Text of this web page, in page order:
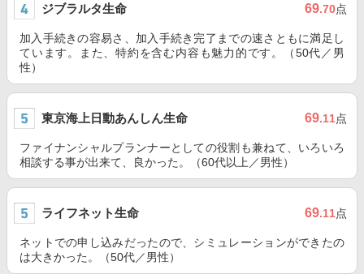
ジブラルタ生命 69.70点
加入手続きの容易さ、加入手続き完了までの速さともに満足し
ています。また、特約を含む内容も魅力的です。（50代／男
性）
東京海上日動あんしん生命 69.11点
ファイナンシャルプランナーとしての役割も兼ねて、いろいろ
相談する事が出来て、良かった。（60代以上／男性）
ライフネット生命 69.11点
ネットでの申し込みだったので、シミュレーションができたの
は大きかった。（50代／男性）